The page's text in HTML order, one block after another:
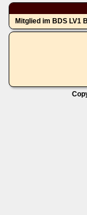
Mitglied im BDS LV1